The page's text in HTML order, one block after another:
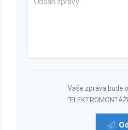
Vaše zpráva bude